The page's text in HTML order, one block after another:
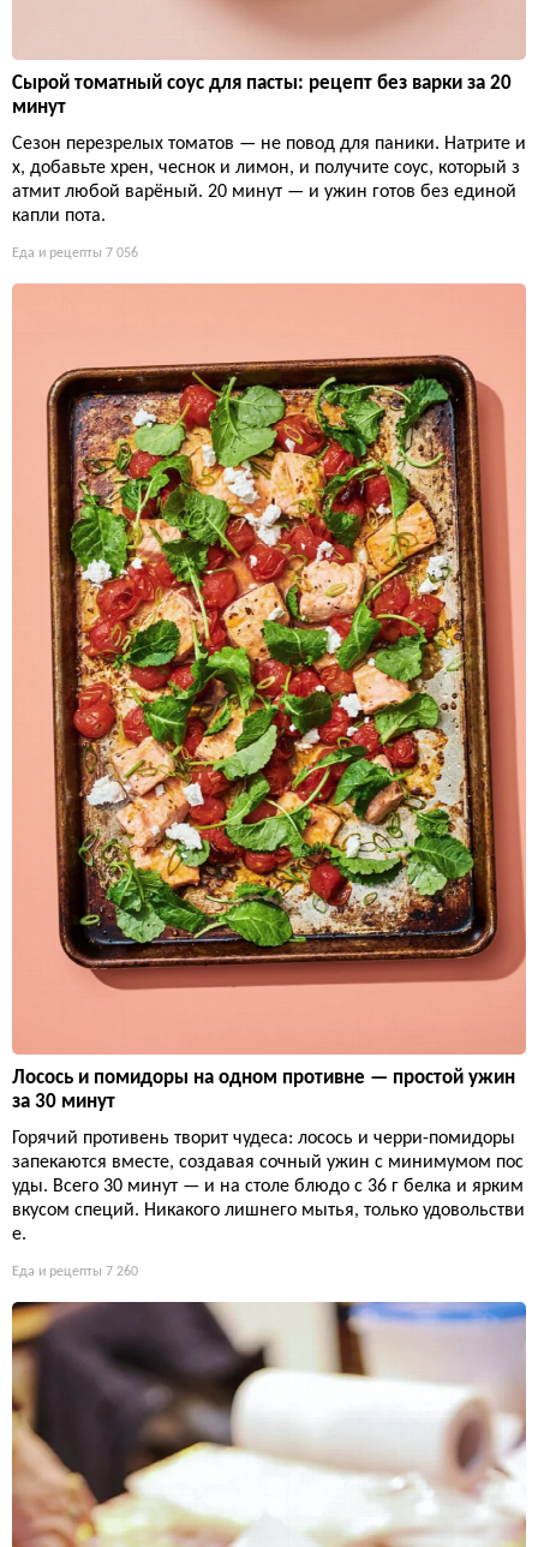
Сырой томатный соус для пасты: рецепт без варки за 20
минут
Сезон перезрелых томатов — не повод для паники. Натрите и
х, добавьте хрен, чеснок и лимон, и получите соус, который з
атмит любой варёный. 20 минут — и ужин готов без единой
капли пота.
Еда и рецепты 7 056
Лосось и помидоры на одном противне — простой ужин
за 30 минут
Горячий противень творит чудеса: лосось и черри-помидоры
запекаются вместе, создавая сочный ужин с минимумом пос
уды. Всего 30 минут — и на столе блюдо с 36 г белка и ярким
вкусом специй. Никакого лишнего мытья, только удовольстви
е.
Еда и рецепты 7 260